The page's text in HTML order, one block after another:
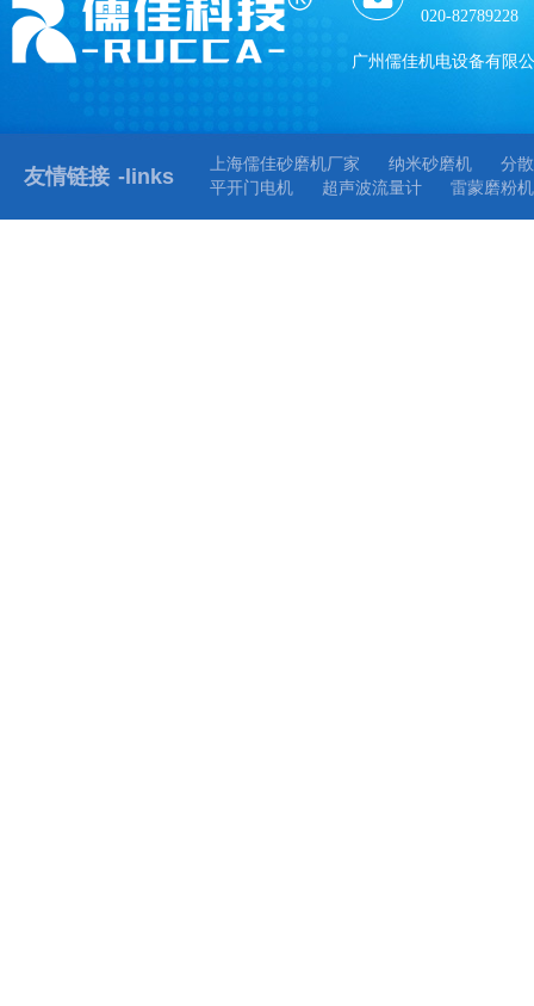
020-82789228
广州儒佳机电设备有限
友情链接 -links
上海儒佳砂磨机厂家 纳米砂磨机
分
平开门电机
超声波流量计 雷蒙磨粉机